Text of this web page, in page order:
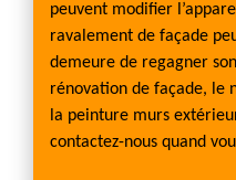
peuvent modifier
ravalement de façade
demeure de regagner
rénovation de façade, le
la peinture murs
contactez-nous quand